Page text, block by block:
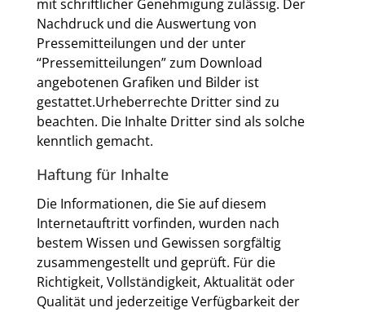
mit schriftlicher Genehmigung zulässig. Der
Nachdruck und die Auswertung von
Pressemitteilungen und der unter
“Pressemitteilungen” zum Download
angebotenen Grafiken und Bilder ist
gestattet.Urheberrechte Dritter sind zu
beachten. Die Inhalte Dritter sind als solche
kenntlich gemacht.
Haftung für Inhalte
Die Informationen, die Sie auf diesem
Internetauftritt vorfinden, wurden nach
bestem Wissen und Gewissen sorgfältig
zusammengestellt und geprüft. Für die
Richtigkeit, Vollständigkeit, Aktualität oder
Qualität und jederzeitige Verfügbarkeit der